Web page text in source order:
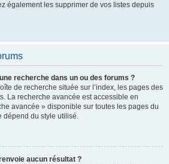
également les supprimer de vos listes depuis
recherche dans un ou des forums ?
de recherche située sur l’index, les pages des
La recherche avancée est accessible en
avancée » disponible sur toutes les pages du
dépend du style utilisé.
aucun résultat ?